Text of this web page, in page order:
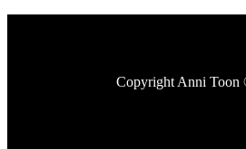
Copyright Anni Toon